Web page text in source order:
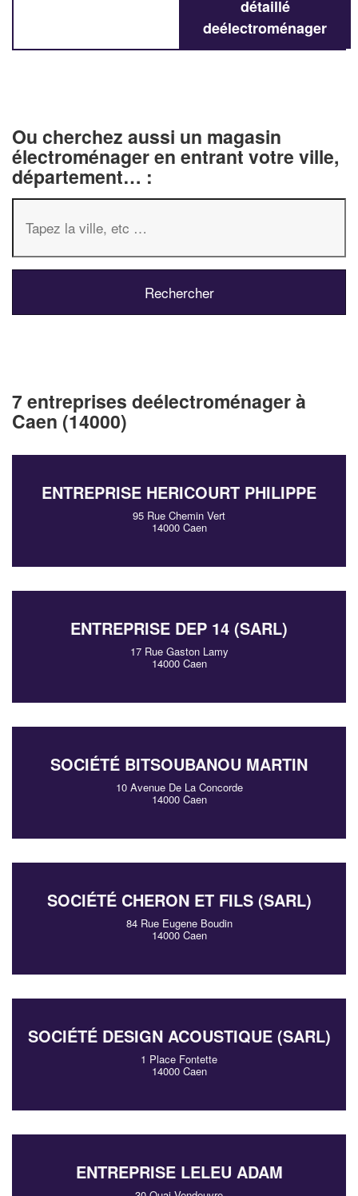
détaillé
deélectroménager
Ou cherchez aussi un magasin
électroménager en entrant votre ville,
département… :
7 entreprises deélectroménager à
Caen (14000)
ENTREPRISE HERICOURT PHILIPPE
95 Rue Chemin Vert
14000 Caen
ENTREPRISE DEP 14 (SARL)
17 Rue Gaston Lamy
14000 Caen
SOCIÉTÉ BITSOUBANOU MARTIN
10 Avenue De La Concorde
14000 Caen
SOCIÉTÉ CHERON ET FILS (SARL)
84 Rue Eugene Boudin
14000 Caen
SOCIÉTÉ DESIGN ACOUSTIQUE (SARL)
1 Place Fontette
14000 Caen
ENTREPRISE LELEU ADAM